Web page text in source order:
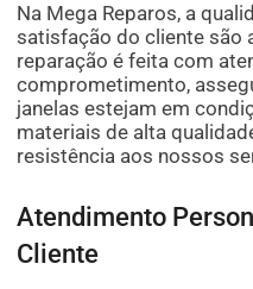
Na Mega Reparos, a
satisfação do cliente são
reparação é feita com
comprometimento,
janelas estejam em
materiais de alta
resistência aos nossos
Atendimento
Cliente